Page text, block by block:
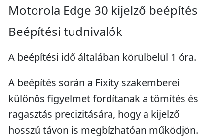
Motorola Edge 30 kijelző beépítés
Beépítési tudnivalók
A beépítési idő általában körülbelül 1 óra.
A beépítés során a Fixity szakemberei
különös figyelmet fordítanak a tömítés és
ragasztás precizitására, hogy a kijelző
hosszú távon is megbízhatóan működjön.